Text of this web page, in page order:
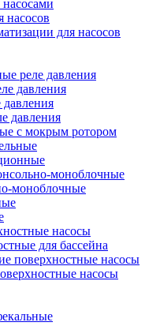
насосов
для насосов
реле давления
давления
давления
с мокрым ротором
моноблочные
моноблочные
насосы
для бассейна
поверхностные насосы
насосы